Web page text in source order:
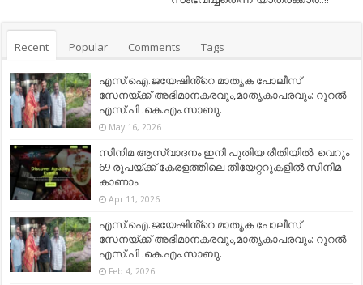
Recent Popular Comments Tags
എസ്.ഐ.ജയേഷിൻ്റെ മാതൃക പോലീസ്
സേനയ്ക്ക് അഭിമാനകരവും,മാതൃകാപരവും: റൂറൽ
എസ്.പി .കെ.എം.സാബു.
May 16, 2026
സിനിമ ആസ്വാദനം ഇനി പുതിയ രീതിയിൽ: വെറും
69 രൂപയ്ക്ക് കേരളത്തിലെ തിയേറ്ററുകളിൽ സിനിമ
കാണാം
Apr 11, 2026
എസ്.ഐ.ജയേഷിൻ്റെ മാതൃക പോലീസ്
സേനയ്ക്ക് അഭിമാനകരവും,മാതൃകാപരവും: റൂറൽ
എസ്.പി .കെ.എം.സാബു.
Feb 4, 2026